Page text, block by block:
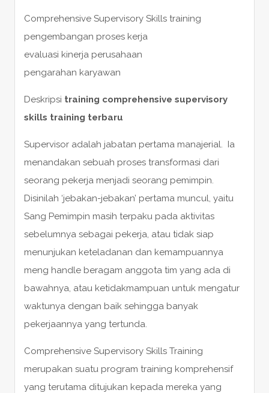
Comprehensive Supervisory Skills training
pengembangan proses kerja
evaluasi kinerja perusahaan
pengarahan karyawan
Deskripsi training comprehensive supervisory
skills training terbaru
Supervisor adalah jabatan pertama manajerial. Ia
menandakan sebuah proses transformasi dari
seorang pekerja menjadi seorang pemimpin.
Disinilah ‘jebakan-jebakan’ pertama muncul, yaitu
Sang Pemimpin masih terpaku pada aktivitas
sebelumnya sebagai pekerja, atau tidak siap
menunjukan keteladanan dan kemampuannya
meng handle beragam anggota tim yang ada di
bawahnya, atau ketidakmampuan untuk mengatur
waktunya dengan baik sehingga banyak
pekerjaannya yang tertunda.
Comprehensive Supervisory Skills Training
merupakan suatu program training komprehensif
yang terutama ditujukan kepada mereka yang